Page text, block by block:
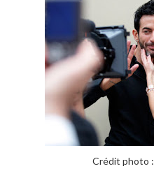
Crédit photo :